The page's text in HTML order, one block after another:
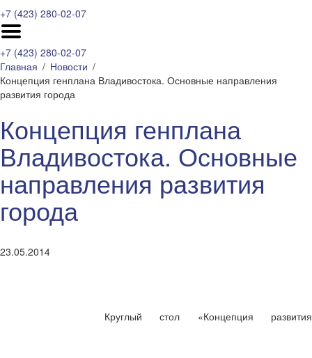
+7 (423) 280-02-07
+7 (423) 280-02-07
Главная
Новости
Концепция генплана Владивостока. Основные направления
развития города
Концепция генплана
Владивостока. Основные
направления развития
города
23.05.2014
Круглый стол «Концепция развития